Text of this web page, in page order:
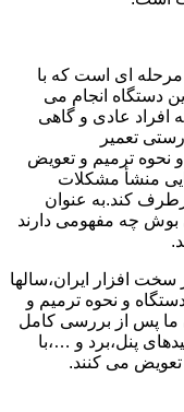
ای است که با
دستگاه انجام می
عادی و گاهی
تعمیر
و نحوه ترمیم و تعویض
منشأ مشکلات
کند.به عنوان
بوش چه مفهومی دارند
افزار ایران،سالها
و نحوه ترمیم و
ما پس از بررسی کامل
پنل،برد و …،با
تعویض می کنند.